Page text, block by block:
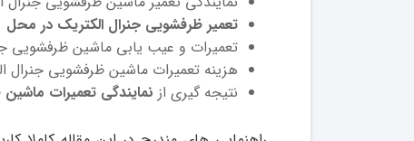
تعمیر ظرفشویی جنرال الکتریک در محل
تعمیرات و عیب یابی ماشین ظرفشویی
هزینه تعمیرات ماشین ظرفشویی جنرال
نتیجه گیری از نمایندگی تعمیرات